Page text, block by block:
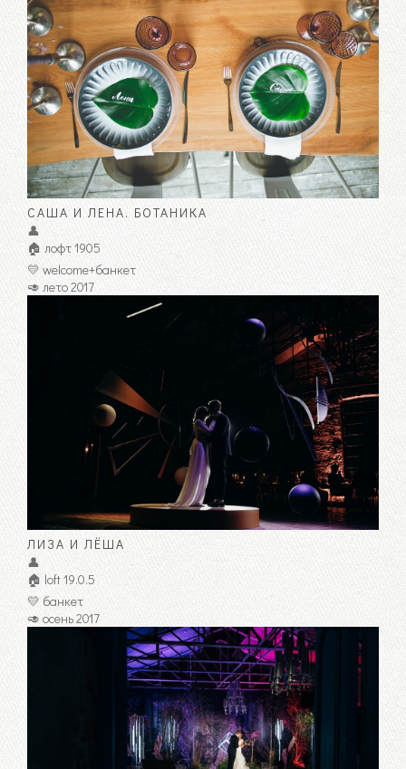
САША И ЛЕНА. БОТАНИКА
👤
🏠 лофт 1905
💛 welcome+банкет
🥑 лето 2017
ЛИЗА И ЛЁША
👤
🏠 loft 19.0.5
💛 банкет
🥑 осень 2017